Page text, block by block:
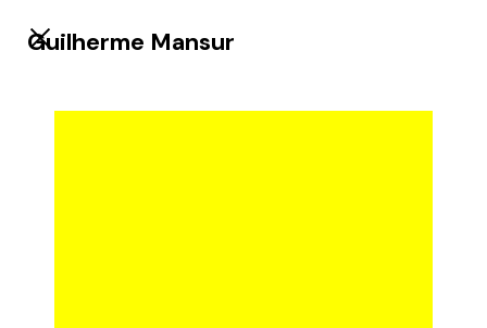
Guilherme Mansur